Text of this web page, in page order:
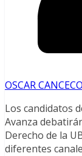
OSCAR CANCECO
Los candidatos
Avanza
Derecho de la
diferentes